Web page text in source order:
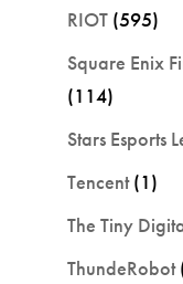
RIOT (595)
Square Enix
(114)
Stars Esports
Tencent(1)
The Tiny
ThundeRobot